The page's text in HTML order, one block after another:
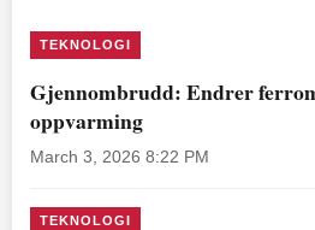
TEKNOLOGI
Gjennombrudd: Endrer
oppvarming
March 3, 2026 8:22 PM
TEKNOLOGI